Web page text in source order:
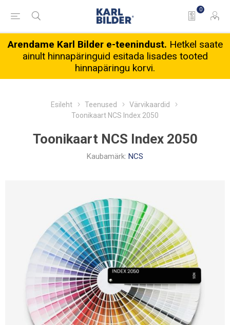
0
Arendame Karl Bilder e-teenindust. Hetkel saate
ainult hinnapäringuid esitada lisades tooted
hinnapäringu korvi.
Esileht Teenused
Värvikaardid
Toonikaart NCS Index 2050
Toonikaart NCS Index 2050
Kaubamärk: NCS